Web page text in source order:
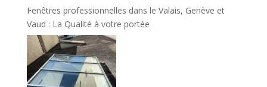
Fenêtres professionnelles dans le Valais, Genève et
Vaud : La Qualité à votre portée